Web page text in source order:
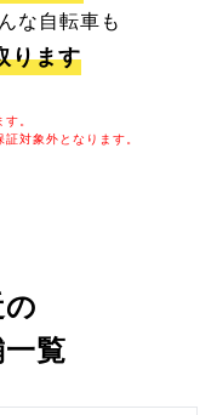
な自転車も
ります
。
対象外となります。
覧